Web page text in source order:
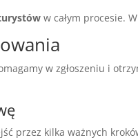
w całym procesie.
w zgłoszeniu i
przez kilka ważnych